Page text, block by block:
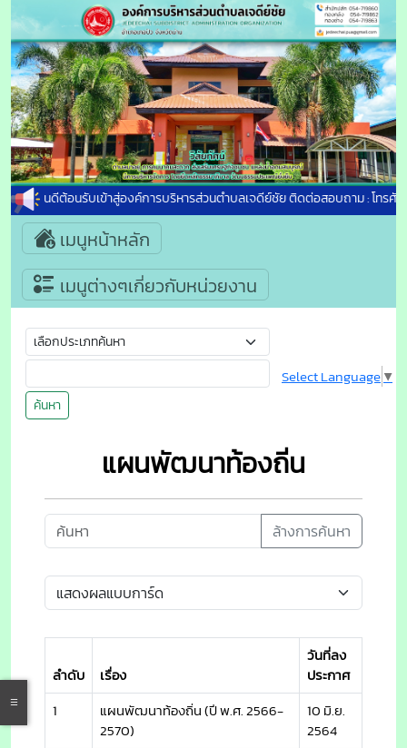
ยินดีต้อนรับเข้าสู่องค์การบริหารส่วนตำบลเจดีย์ชัย ติดต่อสอบถาม : โทรศัพ
เมนูหน้าหลัก
เมนูต่างๆเกี่ยวกับหน่วยงาน
ค้นหา
Select Language▼
แผนพัฒนาท้องถิ่น
ล้างการค้นหา
ลำดับ เรื่อง
วันที่ลง
ประกาศ
1
แผนพัฒนาท้องถิ่น (ปี พ.ศ. 2566-
2570)
10 มิ.ย.
2564